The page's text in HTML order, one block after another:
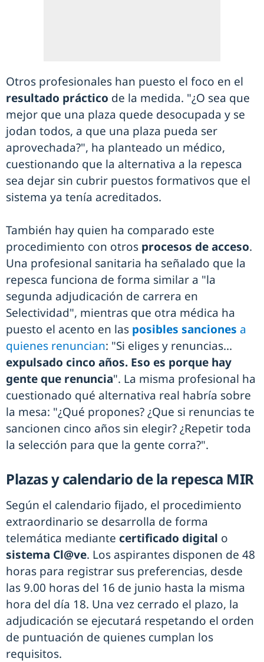
Otros profesionales han puesto el foco en el
resultado práctico de la medida. "¿O sea que
mejor que una plaza quede desocupada y se
jodan todos, a que una plaza pueda ser
aprovechada?", ha planteado un médico,
cuestionando que la alternativa a la repesca
sea dejar sin cubrir puestos formativos que el
sistema ya tenía acreditados.
También hay quien ha comparado este
procedimiento con otros procesos de acceso.
Una profesional sanitaria ha señalado que la
repesca funciona de forma similar a "la
segunda adjudicación de carrera en
Selectividad", mientras que otra médica ha
puesto el acento en las posibles sanciones a
quienes renuncian: "Si eliges y renuncias...
expulsado cinco años. Eso es porque hay
gente que renuncia". La misma profesional ha
cuestionado qué alternativa real habría sobre
la mesa: "¿Qué propones? ¿Que si renuncias te
sancionen cinco años sin elegir? ¿Repetir toda
la selección para que la gente corra?".
Plazas y calendario de la repesca MIR
Según el calendario fijado, el procedimiento
extraordinario se desarrolla de forma
telemática mediante certificado digital o
sistema Cl@ve. Los aspirantes disponen de 48
horas para registrar sus preferencias, desde
las 9.00 horas del 16 de junio hasta la misma
hora del día 18. Una vez cerrado el plazo, la
adjudicación se ejecutará respetando el orden
de puntuación de quienes cumplan los
requisitos.